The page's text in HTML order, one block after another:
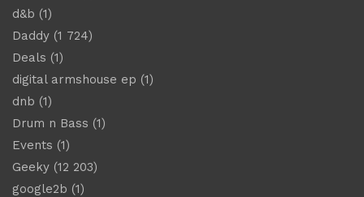
d&b (1)
Daddy (1 724)
Deals (1)
digital armshouse ep (1)
dnb (1)
Drum n Bass (1)
Events (1)
Geeky (12 203)
google2b (1)